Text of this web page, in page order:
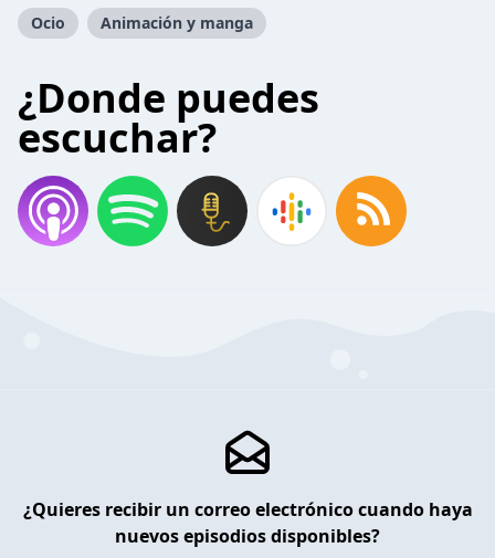
Ocio Animación y manga
¿Donde puedes
escuchar?
¿Quieres recibir un correo electrónico cuando haya
nuevos episodios disponibles?